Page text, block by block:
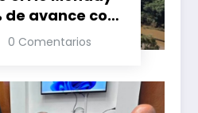
de avance con
0 Comentarios